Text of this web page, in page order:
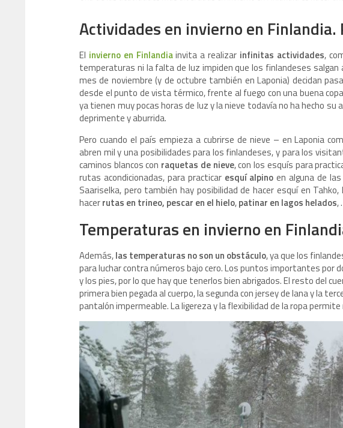
Actividades en invierno en Finlandia.
El invierno en Finlandiainvita a realizar infinitas actividades,
temperaturas ni la falta de luz impiden que los finlandeses
mes de noviembre (y de octubre también en Laponia) decidan
desde el punto de vista térmico, frente al fuego con una buena
ya tienen muy pocas horas de luz y la nieve todavía no ha hecho su
deprimente y aburrida.
Pero cuando el país empieza a cubrirse de nieve – en Laponia
abren mil y una posibilidades para los finlandeses, y para los
caminos blancos con raquetas de nieve, con los esquís para
rutas acondicionadas, para practicar esquí alpino en alguna de
Saariselka, pero también hay posibilidad de hacer esquí en
hacerrutas en trineo, pescar en el hielo,patinar en lagos helados,
Temperaturas en invierno en
Además,las temperaturas no son un obstáculo, ya que los
para luchar contra números bajo cero. Los puntos importantes por
y los pies, por lo que hay que tenerlos bien abrigados. El resto del
primera bien pegada al cuerpo, la segunda con jersey de lana y la
pantalón impermeable. La ligereza y la flexibilidad de la ropa